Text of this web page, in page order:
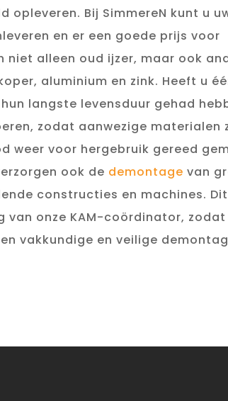
opleveren. Bij SimmereN kunt u
en er een goede prijs voor
niet alleen oud ijzer, maar ook
aluminium en zink. Heeft u
langste levensduur gehad
zodat aanwezige materialen
weer voor hergebruik gereed
ook de demontage van
constructies en machines. Dit
van onze KAM-coördinator, zodat
vakkundige en veilige